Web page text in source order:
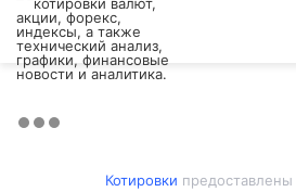
Котировки